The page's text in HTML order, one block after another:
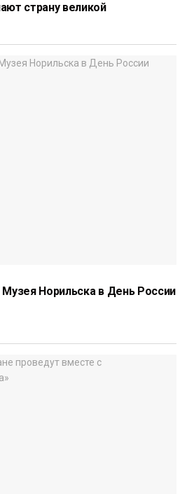
страну великой
Норильска в День России